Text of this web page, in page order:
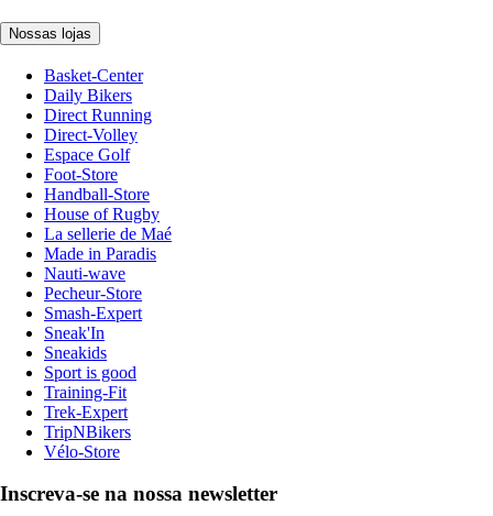
Nossas lojas
Basket-Center
Daily Bikers
Direct Running
Direct-Volley
Espace Golf
Foot-Store
Handball-Store
House of Rugby
La sellerie de Maé
Made in Paradis
Nauti-wave
Pecheur-Store
Smash-Expert
Sneak'In
Sneakids
Sport is good
Training-Fit
Trek-Expert
TripNBikers
Vélo-Store
Inscreva-se na nossa newsletter